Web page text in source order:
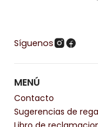
Síguenos
MENÚ
Contacto
Sugerencias de